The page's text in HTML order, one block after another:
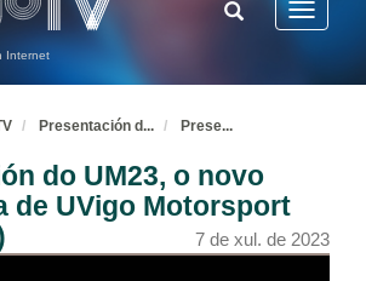
Internet
Toggle
TOGGLE
SEARCH
Presentación d... Prese...
do UM23, o novo
de UVigo Motorsport
7 de xul. de 2023